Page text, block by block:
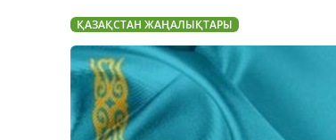
ҚАЗАҚСТАН ЖАҢАЛЫҚТАРЫ